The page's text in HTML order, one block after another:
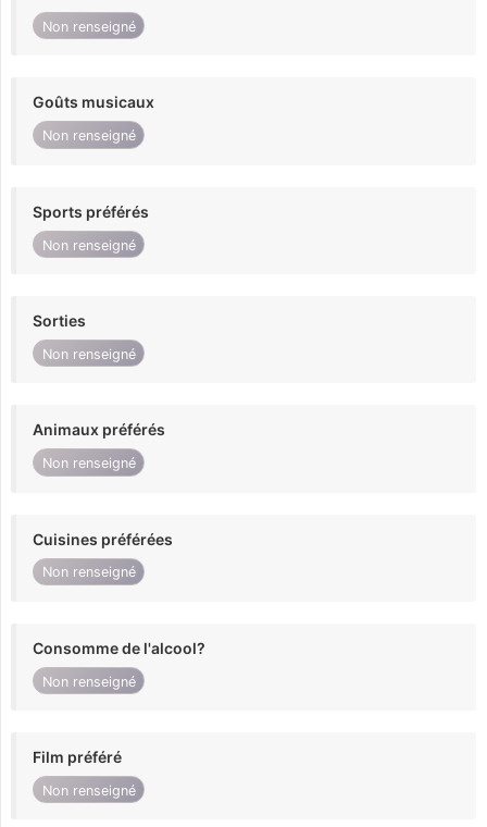
Non renseigné
Goûts musicaux
Non renseigné
Sports préférés
Non renseigné
Sorties
Non renseigné
Animaux préférés
Non renseigné
Cuisines préférées
Non renseigné
Consomme de l'alcool?
Non renseigné
Film préféré
Non renseigné